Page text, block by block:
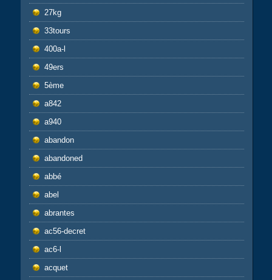
27kg
33tours
400a-l
49ers
5ème
a842
a940
abandon
abandoned
abbé
abel
abrantes
ac56-decret
ac6-l
acquet